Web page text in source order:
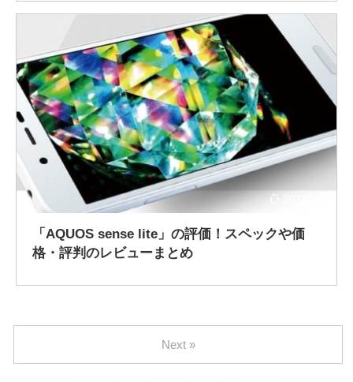
「AQUOS sense lite」の評価！スペックや価
格・評判のレビューまとめ
Next »